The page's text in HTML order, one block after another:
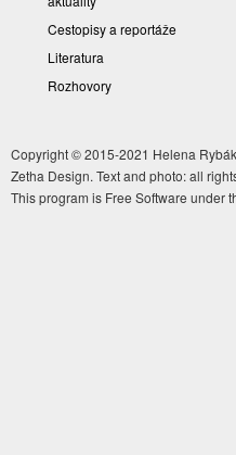
Cestopisy a reportáže
Literatura
Rozhovory
Copyright © 2015-2021 Helena
Zetha Design. Text and photo: all
This program is Free Software under